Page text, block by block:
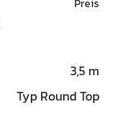
Preis
3,5 m
Typ Round Top